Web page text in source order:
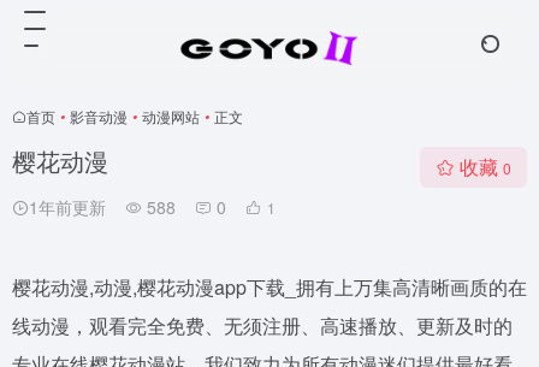
首页 • 影音动漫 • 动漫网站 • 正文
樱花动漫
1年前更新 588 0 1
收藏 0
樱花动漫,动漫,樱花动漫app下载_拥有上万集高清晰画质的在
线动漫，观看完全免费、无须注册、高速播放、更新及时的